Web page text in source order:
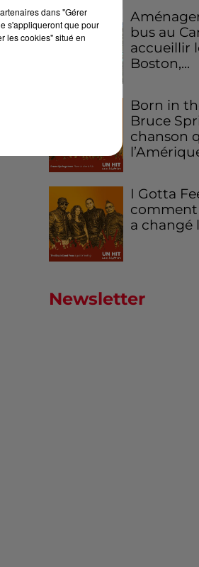
bus au
accueillir
Boston,...
Born in
Bruce
chanson
I Gotta
comment
a changé
Newsletter
dans "Gérer
s'appliqueront que pour
les cookies" situé en